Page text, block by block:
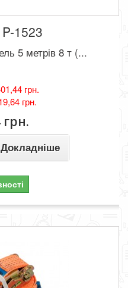
1523
5 метрів 8 т (...
грн.
грн.
грн.
Докладніше